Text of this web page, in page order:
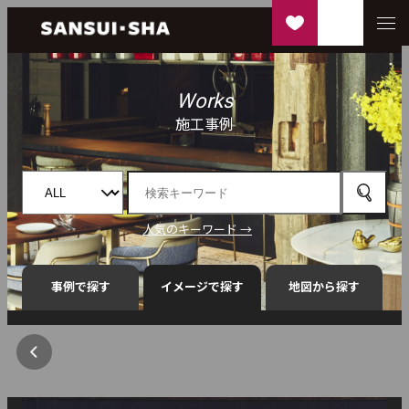
Works
施工事例
人気のキーワード →
事例で探す イメージで探す 地図から探す